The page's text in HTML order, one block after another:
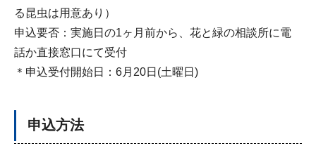
る昆虫は用意あり）
申込要否：実施日の1ヶ月前から、花と緑の相談所に電
話か直接窓口にて受付
＊申込受付開始日：6月20日(土曜日)
申込方法